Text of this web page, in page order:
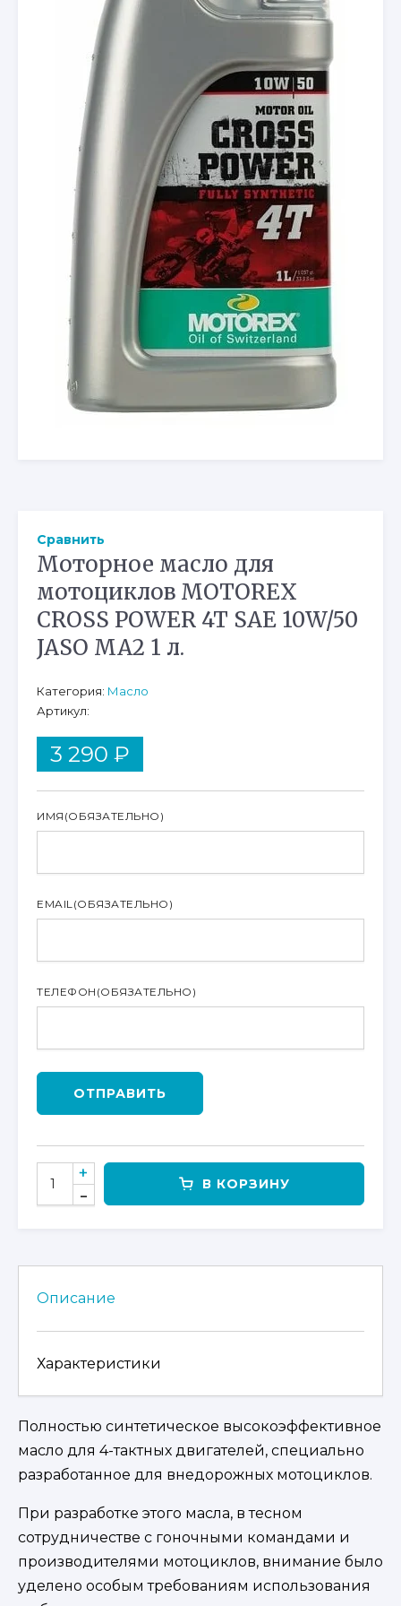
Моторное масло для
мотоциклов MOTOREX
CROSS POWER 4T SAE 10W/50
JASO MA2 1 л.
3 290 ₽
ИМЯ (ОБЯЗАТЕЛЬНО)
EMAIL(ОБЯЗАТЕЛЬНО)
ТЕЛЕФОН (ОБЯЗАТЕЛЬНО)
ОТПРАВИТЬ
КОЛИЧЕСТВО
ТОВАРА
МОТОЦИКЛОВ
MOTOREX
POWER
SAE
MA2
1
В КОРЗИНУ
Сравнить
Категория: Масло
Артикул:
Описание
Характеристики
Полностью синтетическое высокоэффективное
масло для 4-тактных двигателей, специально
разработанное для внедорожных мотоциклов.
При разработке этого масла, в тесном
сотрудничестве с гоночными командами и
производителями мотоциклов, внимание было
уделено особым требованиям использования